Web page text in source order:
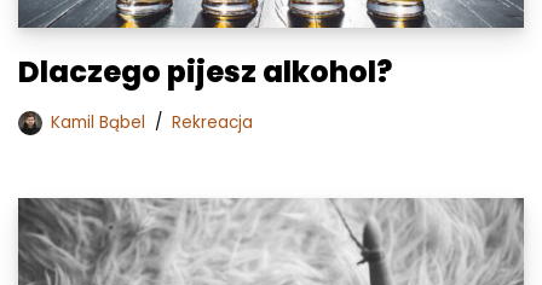
Dlaczego pijesz alkohol?
Kamil Bąbel Rekreacja